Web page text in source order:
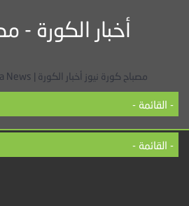
أخبار الكورة -
مصباح كورة نيوز أخبار الكورة | Kora News شبكة مصباح نيوز